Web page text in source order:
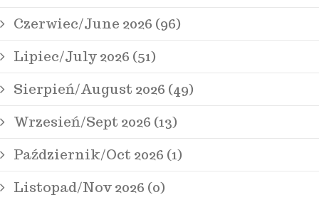
Czerwiec/June 2026 (96)
Lipiec/July 2026 (51)
Sierpień/August 2026 (49)
Wrzesień/Sept 2026 (13)
Październik/Oct 2026 (1)
Listopad/Nov 2026 (0)